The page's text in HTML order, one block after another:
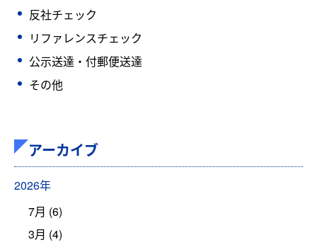
反社チェック
リファレンスチェック
公示送達・付郵便送達
その他
アーカイブ
2026年
7月 (6)
3月 (4)